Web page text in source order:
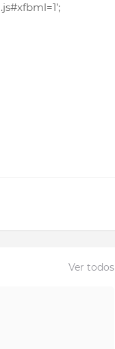
Ver todos